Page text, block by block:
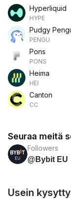
Hyperliquid
HYPE
Pudgy
PENGU
Pons
PONS
Heima
HEI
Canton
CC
Seuraa meitä
Followers
@Bybit EU
Usein